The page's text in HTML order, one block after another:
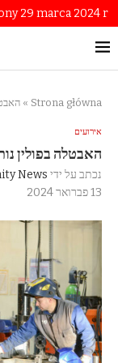
29 marca 2024 r.
Strona główna
»
אירועים
האבטלה בפולין
נכתב על ידי News
13 פברואר 2024